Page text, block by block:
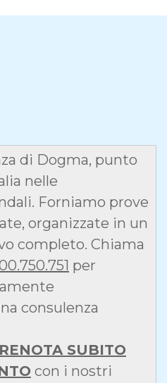
di Dogma, punto
nelle
Forniamo prove
organizzate in un
completo. Chiama
per
consulenza
SUBITO
con i nostri